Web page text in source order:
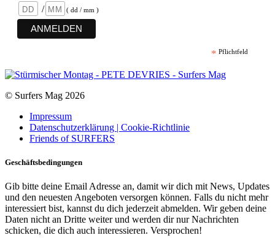
/
( dd / mm )
* Pflichtfeld
© Surfers Mag 2026
Impressum
Datenschutzerklärung | Cookie-Richtlinie
Friends of SURFERS
Geschäftsbedingungen
Gib bitte deine Email Adresse an, damit wir dich mit News, Updates
und den neuesten Angeboten versorgen können. Falls du nicht mehr
interessiert bist, kannst du dich jederzeit abmelden. Wir geben deine
Daten nicht an Dritte weiter und werden dir nur Nachrichten
schicken, die dich auch interessieren. Versprochen!